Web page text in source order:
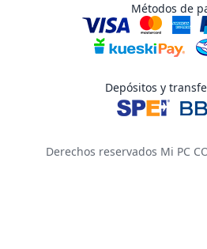
Métodos de
Depósitos y
Derechos reservados Mi PC